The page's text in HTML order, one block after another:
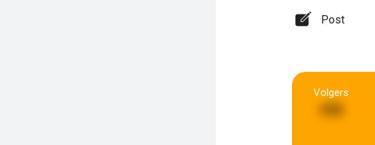
Post
Volgers
438